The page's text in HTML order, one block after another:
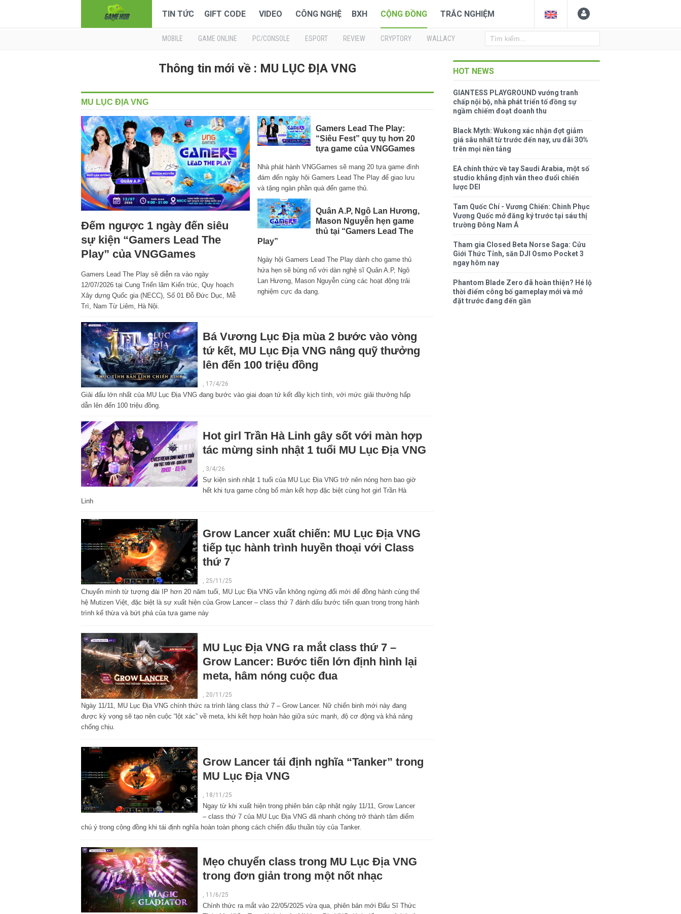
TIN TỨC GIFT CODE VIDEO CÔNG NGHỆ BXH CỘNG ĐỒNG TRẮC NGHIỆM
MOBILE GAME ONLINE PC/CONSOLE ESPORT REVIEW CRYPTORY WALLACY
Thông tin mới về : MU LỤC ĐỊA VNG
MU LỤC ĐỊA VNG
Đếm ngược 1 ngày đến siêu
sự kiện “Gamers Lead The
Play” của VNGGames
Gamers Lead The Play sẽ diễn ra vào ngày
12/07/2026 tại Cung Triển lãm Kiến trúc, Quy hoạch
Xây dựng Quốc gia (NECC), Số 01 Đỗ Đức Dục, Mễ
Trì, Nam Từ Liêm, Hà Nội.
Gamers Lead The Play:
“Siêu Fest” quy tụ hơn 20
tựa game của VNGGames
Nhà phát hành VNGGames sẽ mang 20 tựa game đình
đám đến ngày hội Gamers Lead The Play để giao lưu
và tặng ngàn phần quà đến game thủ.
Quân A.P, Ngô Lan Hương,
Mason Nguyễn hẹn game
thủ tại “Gamers Lead The
Play”
Ngày hội Gamers Lead The Play dành cho game thủ
hứa hẹn sẽ bùng nổ với dàn nghệ sĩ Quân A.P, Ngô
Lan Hương, Mason Nguyễn cùng các hoạt động trải
nghiệm cực đa dạng.
Bá Vương Lục Địa mùa 2 bước vào vòng
tứ kết, MU Lục Địa VNG nâng quỹ thưởng
lên đến 100 triệu đồng
, 17/4/26
Giải đấu lớn nhất của MU Lục Địa VNG đang bước vào giai đoạn tứ kết đầy kịch tính, với mức giải thưởng hấp
dẫn lên đến 100 triệu đồng.
Hot girl Trần Hà Linh gây sốt với màn hợp
tác mừng sinh nhật 1 tuổi MU Lục Địa VNG
, 3/4/26
Sự kiện sinh nhật 1 tuổi của MU Lục Địa VNG trở nên nóng hơn bao giờ
hết khi tựa game công bố màn kết hợp đặc biệt cùng hot girl Trần Hà
Linh
Grow Lancer xuất chiến: MU Lục Địa VNG
tiếp tục hành trình huyền thoại với Class
thứ 7
, 25/11/25
Chuyển mình từ tượng đài IP hơn 20 năm tuổi, MU Lục Địa VNG vẫn không ngừng đổi mới để đồng hành cùng thế
hệ Mutizen Việt, đặc biệt là sự xuất hiện của Grow Lancer – class thứ 7 đánh dấu bước tiến quan trọng trong hành
trình kế thừa và bứt phá của tựa game này
MU Lục Địa VNG ra mắt class thứ 7 –
Grow Lancer: Bước tiến lớn định hình lại
meta, hâm nóng cuộc đua
, 20/11/25
Ngày 11/11, MU Lục Địa VNG chính thức ra trình làng class thứ 7 – Grow Lancer. Nữ chiến binh mới này đang
được kỳ vọng sẽ tạo nên cuộc “lột xác” về meta, khi kết hợp hoàn hảo giữa sức mạnh, độ cơ động và khả năng
chống chịu.
Grow Lancer tái định nghĩa “Tanker” trong
MU Lục Địa VNG
18/11/25
Ngay từ khi xuất hiện trong phiên bản cập nhật ngày 11/11, Grow Lancer
– class thứ 7 của MU Lục Địa VNG đã nhanh chóng trở thành tâm điểm
chú ý trong cộng đồng khi tái định nghĩa hoàn toàn phong cách chiến đấu thuần túy của Tanker.
Mẹo chuyển class trong MU Lục Địa VNG
trong đơn giản trong một nốt nhạc
, 11/6/25
Chính thức ra mắt vào 22/05/2025 vừa qua, phiên bản mới Đấu Sĩ Thức
HOT NEWS
GIANTESS PLAYGROUND vướng tranh
chấp nội bộ, nhà phát triển tố đồng sự
ngầm chiếm đoạt doanh thu
Black Myth: Wukong xác nhận đợt giảm
giá sâu nhất từ trước đến nay, ưu đãi 30%
trên mọi nền tảng
EA chính thức về tay Saudi Arabia, một số
studio khẳng định vẫn theo đuổi chiến
lược DEI
Tam Quốc Chí - Vương Chiến: Chinh Phục
Vương Quốc mở đăng ký trước tại sáu thị
trường Đông Nam Á
Tham gia Closed Beta Norse Saga: Cửu
Giới Thức Tỉnh, săn DJI Osmo Pocket 3
ngay hôm nay
Phantom Blade Zero đã hoàn thiện? Hé lộ
thời điểm công bố gameplay mới và mở
đặt trước đang đến gần